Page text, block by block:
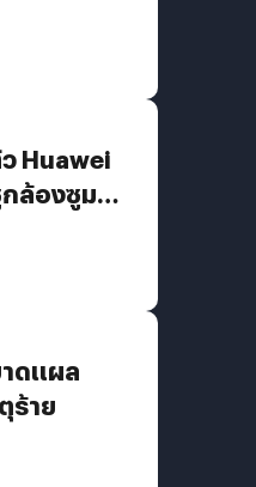
Huawei
ล้องซูม
ดแผล
ร้าย